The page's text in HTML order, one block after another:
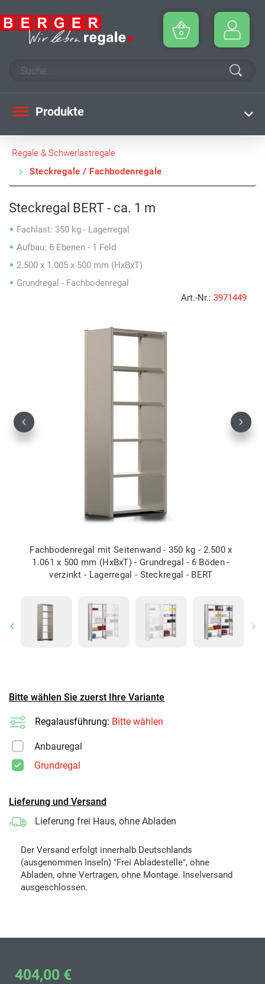
Produkte
Regale & Schwerlastregale
Steckregale / Fachbodenregale
Steckregal BERT - ca. 1 m
Fachlast: 350 kg - Lagerregal
Aufbau: 6 Ebenen - 1 Feld
2.500 x 1.005 x 500 mm (HxBxT)
Grundregal - Fachbodenregal
Art.-Nr.: 3971449
Fachbodenregal mit Seitenwand - 350 kg - 2.500 x
1.061 x 500 mm (HxBxT) - Grundregal - 6 Böden -
verzinkt - Lagerregal - Steckregal - BERT
Previous Next
Previous
Bitte wählen Sie zuerst Ihre Variante
Regalausführung: Bitte wählen
Anbauregal
Grundregal
Lieferung und Versand
Lieferung frei Haus, ohne Abladen
Der Versand erfolgt innerhalb Deutschlands
(ausgenommen Inseln) "Frei Abladestelle", ohne
Abladen, ohne Vertragen, ohne Montage. Inselversand
ausgeschlossen.
404,00 €